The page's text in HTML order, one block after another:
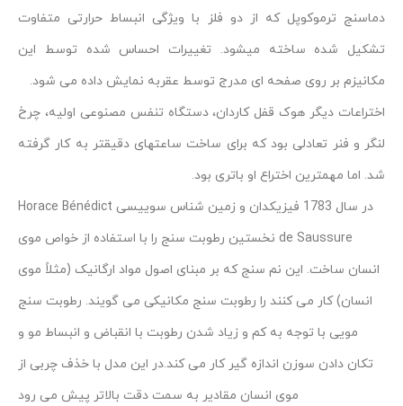
دماسنج ترموکوپل که از دو فلز با ویژگی انبساط حرارتی متفاوت
تشکیل شده ساخته میشود. تغییرات احساس شده توسط این
مکانیزم بر روی صفحه ای مدرج توسط عقربه نمایش داده می شود.
اختراعات دیگر هوک قفل کاردان، دستگاه تنفس مصنوعی اولیه، چرخ
لنگر و فنر تعادلی بود که برای ساخت ساعتهای دقیقتر به کار گرفته
شد. اما مهمترین اختراع او باتری بود.
در سال 1783 فیزیکدان و زمین شناس سوییسی Horace Bénédict
de Saussure نخستین رطوبت سنج را با استفاده از خواص موی
انسان ساخت. این نم سنج که بر مبنای اصول مواد ارگانیک (مثلاً موی
انسان) کار می کنند را رطوبت سنج مکانیکی می گویند. رطوبت سنج
مویی با توجه به کم و زیاد شدن رطوبت با انقباض و انبساط مو و
تکان دادن سوزن اندازه گیر کار می کند.در این مدل با خذف چربی از
موی انسان مقادیر به سمت دقت بالاتر پیش می رود